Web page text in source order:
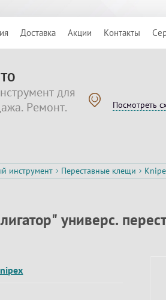
Доставка Акции Контакты
для
Ремонт.
Посмотреть
инструмент Переставные клещи
универс.